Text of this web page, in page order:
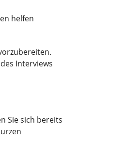
helfen
Interviews
Sie sich bereits